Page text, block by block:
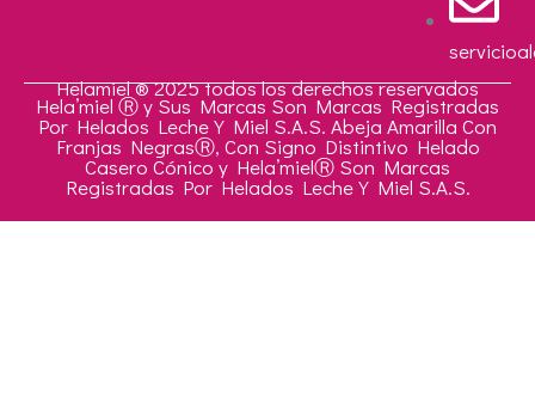
Helamiel ® 2025 todos los derechos reservados
Hela’miel Ⓡ y Sus Marcas Son Marcas Registradas
Por Helados Leche Y Miel S.A.S. Abeja Amarilla Con
Franjas NegrasⓇ, Con Signo Distintivo Helado
Casero Cónico y Hela’mielⓇ Son Marcas
Registradas Por Helados Leche Y Miel S.A.S.